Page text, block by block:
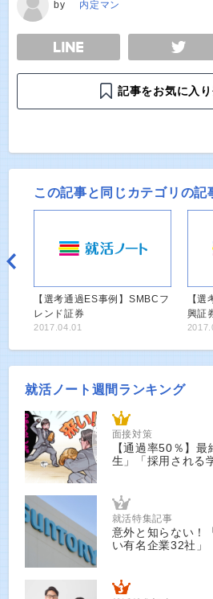
by 内定マン
TWEET
記事をお気に入
この記事と同じカテゴリの記
【選考通過ES事例】SMBCフ
レンド証券
2017.04.01
【
興証
就活ノート週間ランキング
面接対策
【通過率50％】
生」「採用される
就活特集記事
意外と知らない！
い有名企業32社」